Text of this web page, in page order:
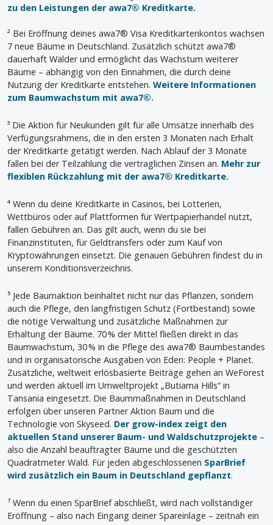
zu den Leistungen der awa7® Kreditkarte.
² Bei Eröffnung deines awa7® Visa Kreditkartenkontos wachsen
7 neue Bäume in Deutschland. Zusätzlich schützt awa7®
dauerhaft Wälder und ermöglicht das Wachstum weiterer
Bäume – abhängig von den Einnahmen, die durch deine
Nutzung der Kreditkarte entstehen. Weitere Informationen
zum Baumwachstum mit awa7®.
³ Die Aktion für Neukunden gilt für alle Umsätze innerhalb des
Verfügungsrahmens, die in den ersten 3 Monaten nach Erhalt
der Kreditkarte getätigt werden. Nach Ablauf der 3 Monate
fallen bei der Teilzahlung die vertraglichen Zinsen an. Mehr zur
flexiblen Rückzahlung mit der awa7® Kreditkarte.
⁴ Wenn du deine Kreditkarte in Casinos, bei Lotterien,
Wettbüros oder auf Plattformen für Wertpapierhandel nutzt,
fallen Gebühren an. Das gilt auch, wenn du sie bei
Finanzinstituten, für Geldtransfers oder zum Kauf von
Kryptowährungen einsetzt. Die genauen Gebühren findest du in
unserem Konditionsverzeichnis.
⁵ Jede Baumaktion beinhaltet nicht nur das Pflanzen, sondern
auch die Pflege, den langfristigen Schutz (Fortbestand) sowie
die nötige Verwaltung und zusätzliche Maßnahmen zur
Erhaltung der Bäume. 70 % der Mittel fließen direkt in das
Baumwachstum, 30 % in die Pflege des awa7® Baumbestandes
und in organisatorische Ausgaben von Eden: People + Planet.
Zusätzliche, weltweit erlösbasierte Beiträge gehen an WeForest
und werden aktuell im Umweltprojekt „Butiama Hills“ in
Tansania eingesetzt. Die Baummaßnahmen in Deutschland
erfolgen über unseren Partner Aktion Baum und die
Technologie von Skyseed. Der grow-index zeigt den
aktuellen Stand unserer Baum- und Waldschutzprojekte –
also die Anzahl beauftragter Bäume und die geschützten
Quadratmeter Wald. Für jeden abgeschlossenen SparBrief
wird zusätzlich ein Baum in Deutschland gepflanzt.
⁷ Wenn du einen SparBrief abschließt, wird nach vollständiger
Eröffnung – also nach Eingang deiner Spareinlage – zeitnah ein